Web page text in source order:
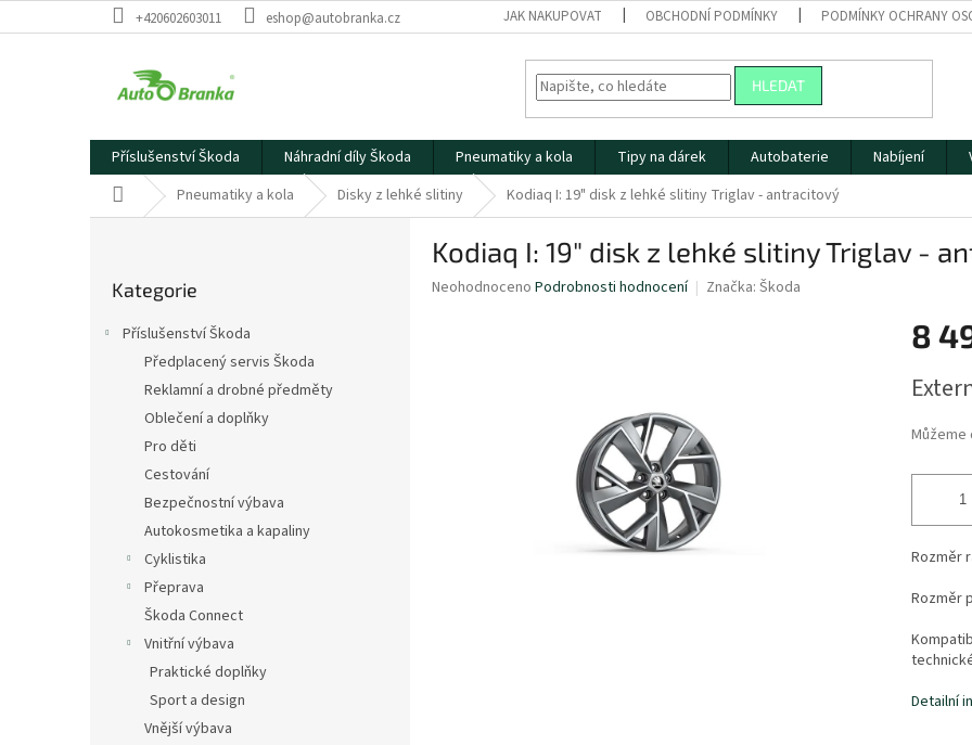
na
+420602603011 eshop@autobranka.cz JAK NAKUPOVAT OBCHODNÍ PODMÍNKY PODMÍNKY OCHRANY
HLEDAT
Příslušenství Škoda Náhradní díly Škoda Pneumatiky a kola Tipy na dárek Autobaterie Nabíjení
Domů Pneumatiky a kola Disky z lehké slitiny Kodiaq I: 19" disk z lehké slitiny Triglav - antracitový
kategorie
Kategorie
Příslušenství Škoda
Předplacený servis Škoda
Reklamní a drobné předměty
Oblečení a doplňky
Pro děti
Cestování
Bezpečnostní výbava
Autokosmetika a kapaliny
Cyklistika
Přeprava
Škoda Connect
Vnitřní výbava
Praktické doplňky
Sport a design
Vnější výbava
Kodiaq I: 19" disk z lehké slitiny Triglav -
Průměrné
Neohodnoceno Podrobnosti hodnocení Značka: Škoda
8
cena:
Rozměr
Rozměr
Detailní